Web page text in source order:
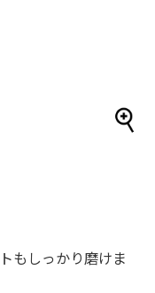
もしっかり磨けま